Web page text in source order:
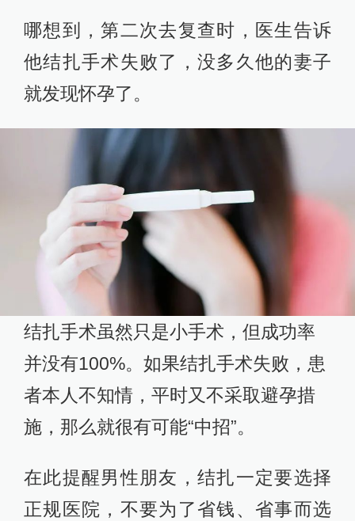
哪想到，第二次去复查时，医生告诉
他结扎手术失败了，没多久他的妻子
就发现怀孕了。
结扎手术虽然只是小手术，但成功率
并没有100%。如果结扎手术失败，患
者本人不知情，平时又不采取避孕措
施，那么就很有可能“中招”。
在此提醒男性朋友，结扎一定要选择
正规医院，不要为了省钱、省事而选